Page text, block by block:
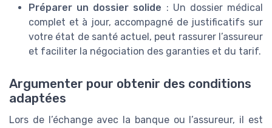
Préparer un dossier solide : Un dossier médical
complet et à jour, accompagné de justificatifs sur
votre état de santé actuel, peut rassurer l’assureur
et faciliter la négociation des garanties et du tarif.
Argumenter pour obtenir des conditions
adaptées
Lors de l’échange avec la banque ou l’assureur, il est